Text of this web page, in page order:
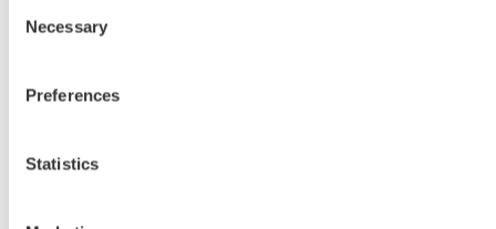
Selection
Necessary
Preferences
Statistics